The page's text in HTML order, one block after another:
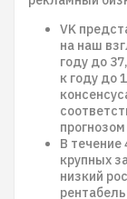
VK
на наш
году до
к году до
В течение
крупных
низкий